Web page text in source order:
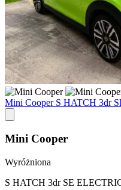
Mini Cooper S HATCH 3dr
Mini Cooper
Wyróżniona
S HATCH 3dr SE